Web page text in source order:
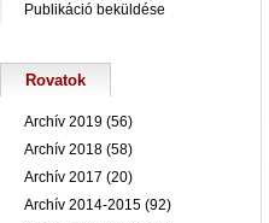
Publikáció beküldése
Rovatok
Archív 2019 (56)
Archív 2018 (58)
Archív 2017 (20)
Archív 2014-2015 (92)